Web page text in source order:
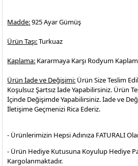
Madde:925 Ayar Gümüş
Ürün Taşı:Turkuaz
Kaplama: Kararmaya Karşı Rodyum
Ürün İade ve Değişimi: Ürün Size Teslim
Koşulsuz Şartsız İade Yapabilirsiniz. Ürün
İçinde Değişimde Yapabilirsiniz. İade ve
İletişime Geçmenizi Rica Ederiz.
- Ürünlerimizin Hepsi Adınıza FATURALI
- Ürün Hediye Kutusuna Koyulup Hediye
Kargolanmaktadır.